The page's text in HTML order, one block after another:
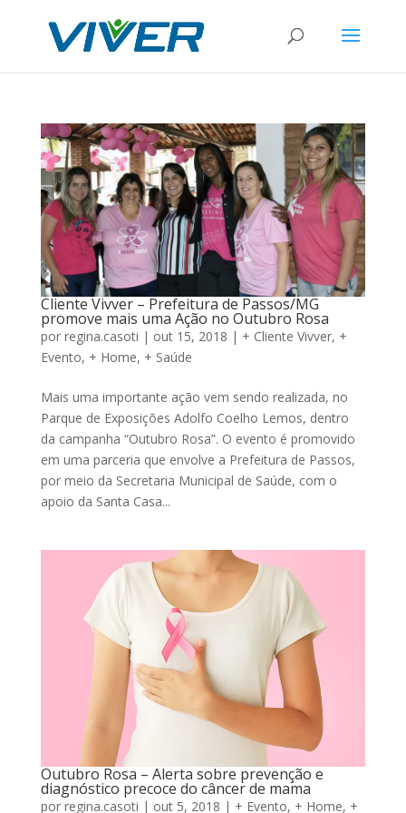
Cliente Vivver – Prefeitura de Passos/MG
promove mais uma Ação no Outubro Rosa
por regina.casoti | out 15, 2018 | + Cliente Vivver, +
Evento, + Home, + Saúde
Mais uma importante ação vem sendo realizada, no
Parque de Exposições Adolfo Coelho Lemos, dentro
da campanha “Outubro Rosa”. O evento é promovido
em uma parceria que envolve a Prefeitura de Passos,
por meio da Secretaria Municipal de Saúde, com o
apoio da Santa Casa...
Outubro Rosa – Alerta sobre prevenção e
diagnóstico precoce do câncer de mama
por regina.casoti | out 5, 2018 | + Evento, + Home, +